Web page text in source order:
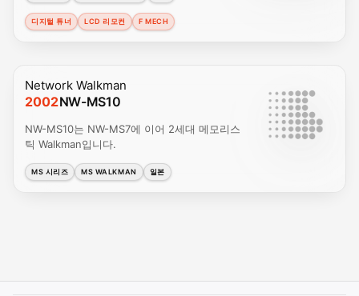
디지털 튜너 LCD 리모컨 F MECH
Network Walkman
2002NW-MS10
NW-MS10는 NW-MS7에 이어 2세대 메모리스
틱 Walkman입니다.
MS 시리즈 MS WALKMAN 일본